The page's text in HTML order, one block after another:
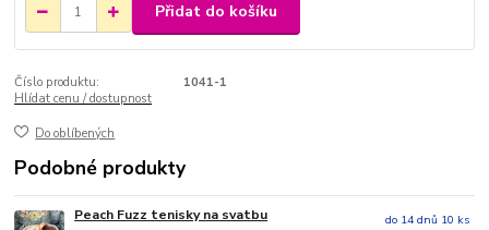
Přidat do košíku
Číslo produktu:
1041-1
Hlídat cenu / dostupnost
Do oblíbených
Podobné produkty
Peach Fuzz tenisky na svatbu
do 14 dnů 10 ks